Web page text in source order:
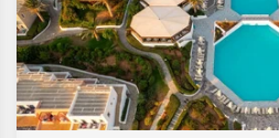
Κάλαμος
Καλαμπάκα
Κάλυμνος